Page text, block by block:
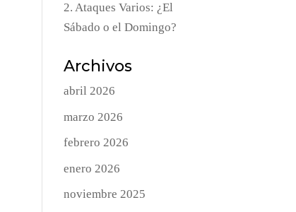
2. Ataques Varios: ¿El
Sábado o el Domingo?
Archivos
abril 2026
marzo 2026
febrero 2026
enero 2026
noviembre 2025